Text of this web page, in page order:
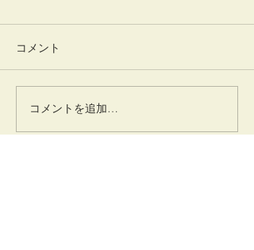
6月9日稽古場の床
コメント
コメントを追加…